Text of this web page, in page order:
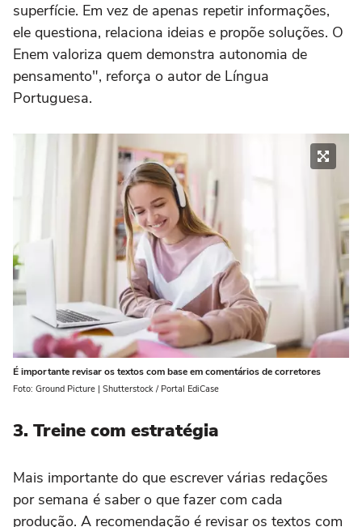
superfície. Em vez de apenas repetir informações,
ele questiona, relaciona ideias e propõe soluções. O
Enem valoriza quem demonstra autonomia de
pensamento", reforça o autor de Língua
Portuguesa.
É importante revisar os textos com base em comentários de corretores
Foto: Ground Picture | Shutterstock / Portal EdiCase
3. Treine com estratégia
Mais importante do que escrever várias redações
por semana é saber o que fazer com cada
produção. A recomendação é revisar os textos com